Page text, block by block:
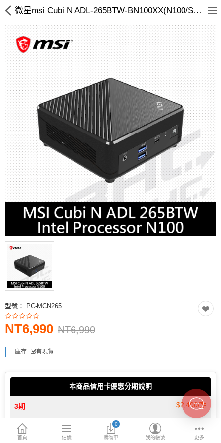
客訂商品
筆電
超值DIY主機
迷你PC專區
華碩品牌桌上型組裝機
處理器
記憶體
INTEL主機板
AMD主機板
2.5 SSD
M.2 SSD
內接式硬碟
外接隨身碟
More Categories
首頁 估價
0
購物車 我的帳號 更多
微星msi Cubi N ADL-265BTW-BN100XX(N100/SSD.RAM.HDD.OS選購)黑
型號： PC-MCN265
NT6,990 NT6,990
庫存 有現貨
本商品信用卡優惠分期說明
3期 $2,400/期
6期 $1,212/期